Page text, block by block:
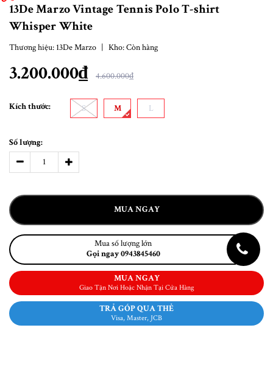
13De Marzo Vintage Tennis Polo T-shirt
Whisper White
Thương hiệu: 13De Marzo | Kho:Còn hàng
3.200.000₫ 4.600.000₫
Kích thước: S M L
Số lượng:
MUA NGAY
Mua số lượng lớn
Gọi ngay 0943845460
MUA NGAY
Giao Tận Nơi Hoặc Nhận Tại Cửa Hàng
TRẢ GÓP QUA THẺ
Visa, Master, JCB